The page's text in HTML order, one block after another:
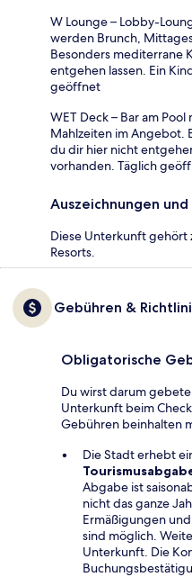
W Lounge – Lobby-
werden Brunch,
Besonders mediterrane
entgehen lassen. Ein
geöffnet
WET Deck – Bar am
Mahlzeiten im Angebot.
du dir hier nicht
vorhanden. Täglich
Auszeichnungen
Diese Unterkunft gehört
Resorts.
Gebühren &
Obligatorische
Du wirst darum
Unterkunft beim
Gebühren beinhalten
Die Stadt erhebt
Abgabe ist
nicht das ganze
Ermäßigungen
sind möglich.
Unterkunft. Die